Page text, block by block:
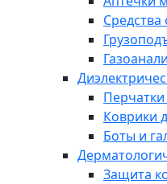
Коврики
Боты и
Защита